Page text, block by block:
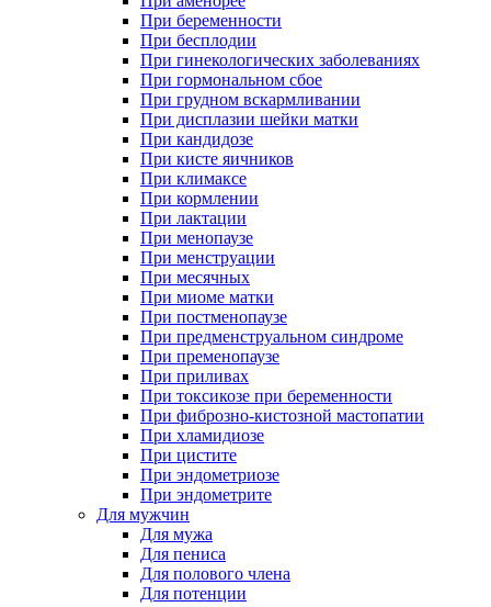
При беременности
При бесплодии
При гинекологических заболеваниях
При гормональном сбое
При грудном вскармливании
При дисплазии шейки матки
При кандидозе
При кисте яичников
При климаксе
При кормлении
При лактации
При менопаузе
При менструации
При месячных
При миоме матки
При постменопаузе
При предменструальном синдроме
При пременопаузе
При приливах
При токсикозе при беременности
При фиброзно-кистозной мастопатии
При хламидиозе
При цистите
При эндометриозе
При эндометрите
Для мужчин
Для мужа
Для пениса
Для полового члена
Для потенции